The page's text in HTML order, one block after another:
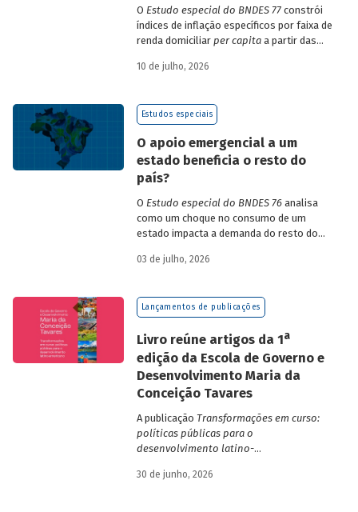
O Estudo especial do BNDES 77constrói
índices de inflação específicos por faixa de
renda domiciliar per capitaa partir das
associadas às variações de preços dos
ainda os microdados da Pnad Contínua
para analisar a evolução da renda dos
10 de julho, 2026
Estudos especiais
O apoio emergencial a um
estado beneficia o resto do
país?
O Estudo especial do BNDES 76analisa
como um choque no consumo de um
estado impacta a demanda do resto do
Grande do Sul.
03 de julho, 2026
Lançamentos de publicações
Livro reúne artigos da 1a
edição da Escola de Governo e
Desenvolvimento Maria da
Conceição Tavares
A publicação Transformações em curso:
políticas públicas para o
desenvolvimento latino-
da Escola de Governo e Desenvolvimento
30 de junho, 2026